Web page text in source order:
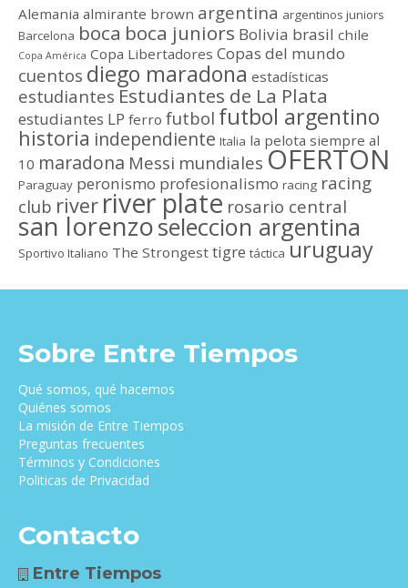
Alemania almirante brown argentina argentinos juniors
Barcelona boca boca juniors Bolivia brasil chile
Copa América Copa Libertadores Copas del mundo
cuentos diego maradona estadísticas
estudiantes Estudiantes de La Plata
estudiantes LP ferro futbol futbol argentino
historia independiente Italia la pelota siempre al
10 maradona Messi mundiales OFERTON
Paraguay peronismo profesionalismo racing racing
club river river plate rosario central
san lorenzoseleccion argentina
Sportivo Italiano The Strongest tigre táctica uruguay
Sobre Entre Tiempos
Qué somos, qué hacemos
Quiénes somos
La misión de Entre Tiempos
Preguntas frecuentes
Términos y Condiciones
Politicas de Privacidad
Contacto
Entre Tiempos